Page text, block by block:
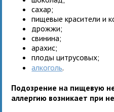
сахар;
пищевые красители и
дрожжи;
свинина;
арахис;
плоды цитрусовых;
алкоголь.
Подозрение на пищевую
аллергию возникает при